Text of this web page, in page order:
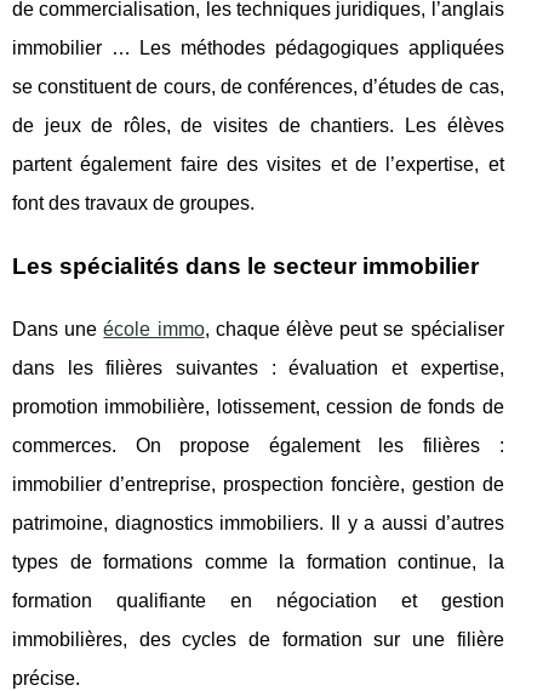
de commercialisation, les techniques juridiques, l’anglais
immobilier … Les méthodes pédagogiques appliquées
se constituent de cours, de conférences, d’études de cas,
de jeux de rôles, de visites de chantiers. Les élèves
partent également faire des visites et de l’expertise, et
font des travaux de groupes.
Les spécialités dans le secteur immobilier
Dans uneécole immo, chaque élève peut se spécialiser
dans les filières suivantes : évaluation et expertise,
promotion immobilière, lotissement, cession de fonds de
commerces. On propose également les filières :
immobilier d’entreprise, prospection foncière, gestion de
patrimoine, diagnostics immobiliers. Il y a aussi d’autres
types de formations comme la formation continue, la
formation qualifiante en négociation et gestion
immobilières, des cycles de formation sur une filière
précise.